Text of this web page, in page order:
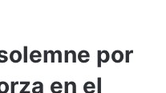
por
en el